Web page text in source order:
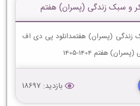
و سبک زندگی (پسران) هفتم
زندگی (پسران) هفتمدانلود پی دی اف
هفتم 1404-1405
بازدید: 18697